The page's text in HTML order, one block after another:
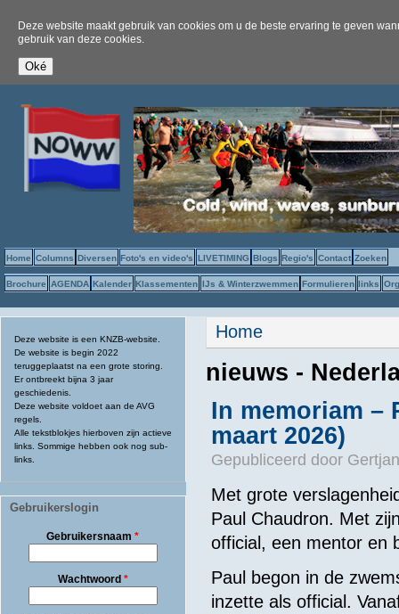
Deze website maakt gebruik van cookies om u de beste ervaring te geven
gebruik van deze cookies.
Home Columns Diversen Foto's en video's LIVETIMING Blogs Regio's Contact Zoeken
Brochure AGENDA Kalender Klassementen IJs & Winterzwemmen Formulieren links
Deze website is een KNZB-website.
De website is begin 2022
teruggeplaatst na een grote storing.
Er ontbreekt bijna 3 jaar
geschiedenis.
Deze website voldoet aan de AVG
regels.
Alle tekstblokjes hierboven zijn actieve
links. Sommige hebben ook nog sub-
links.
Gebruikerslogin
Gebruikersnaam*
Wachtwoord *
U bent hier
Home
nieuws -
In memoriam –
maart 2026)
Gepubliceerd door
Met grote
Paul Chaudron. Met
official, een mentor en
Paul begon in de
inzette als official.